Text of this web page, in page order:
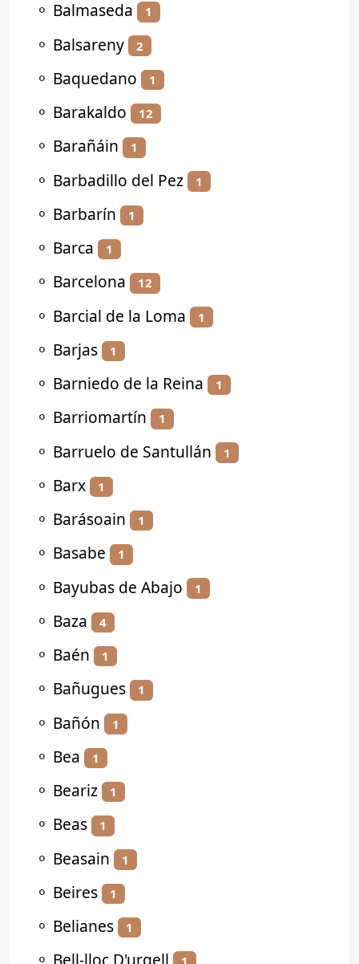
⚬ Balmaseda 1
⚬ Balsareny 2
⚬ Baquedano 1
⚬ Barakaldo 12
⚬ Barañáin 1
⚬ Barbadillo del Pez 1
⚬ Barbarín 1
⚬ Barca 1
⚬ Barcelona 12
⚬ Barcial de la Loma 1
⚬ Barjas 1
⚬ Barniedo de la Reina 1
⚬ Barriomartín 1
⚬ Barruelo de Santullán 1
⚬ Barx 1
⚬ Barásoain 1
⚬ Basabe 1
⚬ Bayubas de Abajo 1
⚬ Baza 4
⚬ Baén 1
⚬ Bañugues 1
⚬ Bañón 1
⚬ Bea 1
⚬ Beariz 1
⚬ Beas 1
⚬ Beasain 1
⚬ Beires 1
⚬ Belianes 1